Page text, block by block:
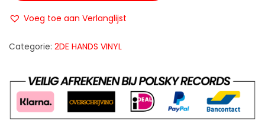
Voeg toe aan Verlanglijst
Categorie: 2DE HANDS VINYL